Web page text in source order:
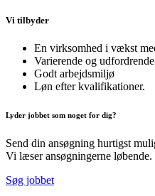
Vi tilbyder
En virksomhed i vækst
Varierende og
Godt arbejdsmiljø
Løn efter kvalifikationer.
Lyder jobbet som noget for dig?
Send din ansøgning hurtigst
Vi læser ansøgningerne løbende.
Søg jobbet